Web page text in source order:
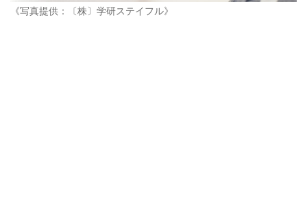
《写真提供：〔株〕学研ステイフル》